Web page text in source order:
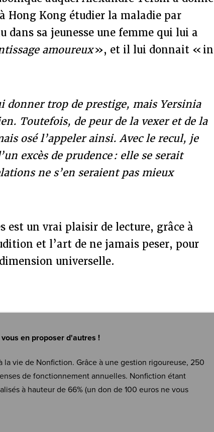
Hong Kong étudier la maladie par
dans sa jeunesse une femme qui lui a
amoureux», et il lui donnait « in
donner trop de prestige, mais Yersinia
Toutefois, de peur de la vexer et de la
osé l’appeler ainsi. Avec le recul, je
excès de prudence : elle se serait
ne s’en seraient pas mieux
est un vrai plaisir de lecture, grâce à
et l’art de ne jamais peser, pour
universelle.
en proposer d'autres !
la vie de Nonfiction. Grâce à une gestion rigoureuse, 250
de fonctionnement annuelles. Nonfiction étant
à hauteur de 66% (un don de 100 euros ne vous